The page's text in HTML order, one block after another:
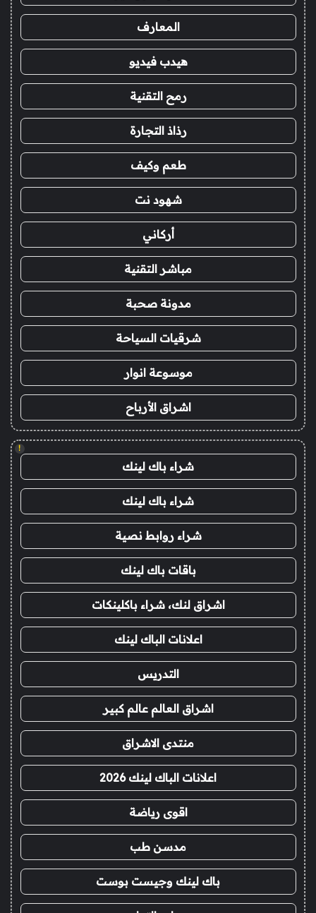
المعارف
هيدب فيديو
رمح التقنية
رذاذ التجارة
طعم وكيف
شهود نت
أركاني
مباشر التقنية
مدونة صحبة
شرقيات السياحة
موسوعة انوار
اشراق الأرباح
!
شراء باك لينك
شراء باك لينك
شراء روابط نصية
باقات باك لينك
اشراق لنك، شراء باكلينكات
اعلانات الباك لينك
التدريس
اشراق العالم عالم كبير
منتدى الاشراق
اعلانات الباك لينك 2026
اقوى رياضة
مدسن طب
باك لينك وجيست بوست